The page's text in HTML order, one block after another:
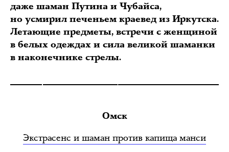
даже шаман Путина и Чубайса,
но усмирил печеньем краевед из Иркутска.
Летающие предметы, встречи с женщиной
в белых одеждах и сила великой шаманки
в наконечнике стрелы.
Омск
Экстрасенс и шаман против капища манси